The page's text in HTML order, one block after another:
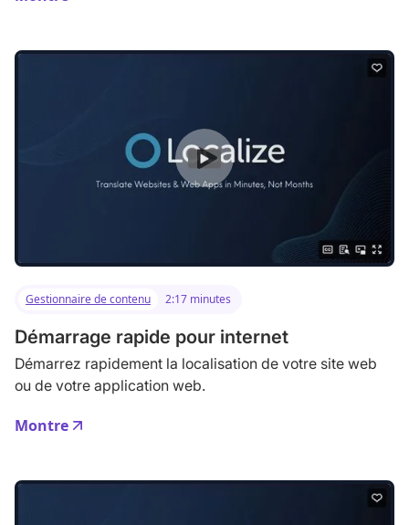
Gestionnaire de contenu 2:17 minutes
Démarrage rapide pour internet
Démarrez rapidement la localisation de votre site web
ou de votre application web.
Montre